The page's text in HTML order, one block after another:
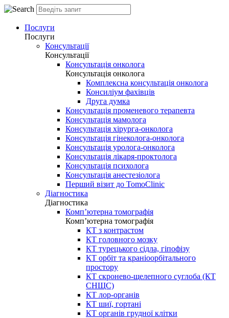
Послуги
Послуги
Консультації
Консультації
Консультація онколога
Консультація онколога
Комплексна консультація онколога
Консиліум фахівців
Друга думка
Консультація променевого терапевта
Консультація мамолога
Консультація хірурга-онколога
Консультація гінеколога-онколога
Консультація уролога-онколога
Консультація лікаря-проктолога
Консультація психолога
Консультація анестезіолога
Перший візит до TomoClinic
Діагностика
Діагностика
Комп’ютерна томографія
Комп’ютерна томографія
КТ з контрастом
КТ головного мозку
КТ турецького сідла, гіпофізу
КТ орбіт та краніоорбітального
простору
КТ скронево-щелепного суглоба (КТ
СНЩС)
КТ лор-органів
КТ шиї, гортані
КТ органів грудної клітки